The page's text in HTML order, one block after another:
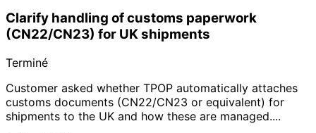
Clarify handling of customs paperwork
(CN22/CN23) for UK shipments
Terminé
Customer asked whether TPOP automatically attaches
customs documents (CN22/CN23 or equivalent) for
shipments to the UK and how these are managed....